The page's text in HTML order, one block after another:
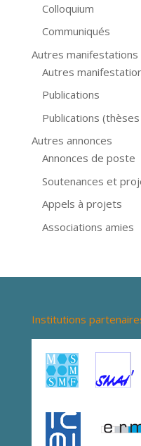
Colloquium
Communiqués
Autres
Autres
Publications
Publications
Autres annonces
Annonces de poste
Soutenances et
Appels à projets
Associations amies
Institutions